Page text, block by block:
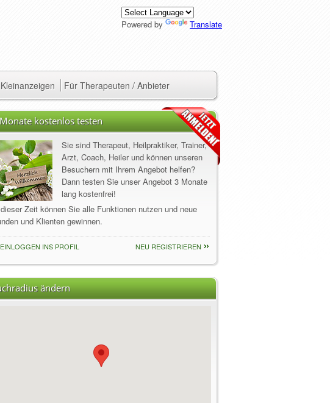
Powered by Translate
Kleinanzeigen Für Therapeuten / Anbieter
kostenlos testen
Sie sind Therapeut, Heilpraktiker, Trainer,
Arzt, Coach, Heiler und können unseren
Besuchern mit Ihrem Angebot helfen?
Dann testen Sie unser Angebot 3 Monate
lang kostenfrei!
Zeit können Sie alle Funktionen nutzen und neue
und Klienten gewinnen.
EINLOGGEN INS PROFIL NEU REGISTRIEREN
ändern